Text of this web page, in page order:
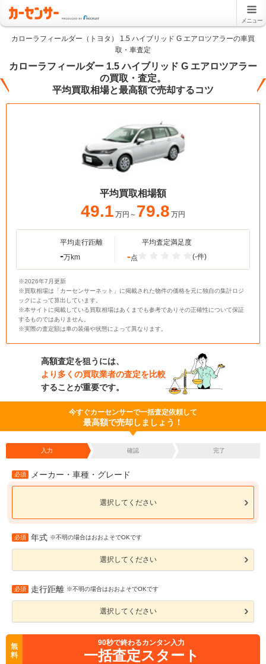
メニュー
カローラフィールダー（トヨタ） 1.5 ハイブリッド G エアロツアラーの車買
取・車査定
カローラフィールダー 1.5 ハイブリッド G エアロツアラー
の買取・査定。
平均買取相場と最高額で売却するコツ
平均買取相場額
49.1 万円～ 79.8 万円
平均走行距離
-万km
平均査定満足度
-点 (-件)
※2026年7月更新
※買取相場は「カーセンサーネット」に掲載された物件の価格を元に独自の集計ロジ
ックによって算出しています。
※本サイトに掲載している買取相場はあくまでも参考でありその正確性について保証
するものではありません。
※実際の査定額は車の装備や状態によって異なります。
高額査定を狙うには、
より多くの買取業者の査定を比較
することが重要です。
今すぐカーセンサーで一括査定依頼して
最高額で売却しましょう！
入力 確認 完了
必須 メーカー・車種・グレード
選択してください
必須 年式 ※不明の場合はおおよそでOKです
選択してください
必須 走行距離 ※不明の場合はおおよそでOKです
選択してください
無
料
90秒で終わるカンタン入力
一括査定スタート